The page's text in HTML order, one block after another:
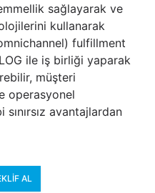
sağlayarak ve
kullanarak
fulfillment
ile iş birliği yaparak
müşteri
operasyonel
avantajlardan
AL